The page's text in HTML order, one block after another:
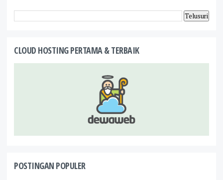
CLOUD HOSTING PERTAMA & TERBAIK
POSTINGAN POPULER